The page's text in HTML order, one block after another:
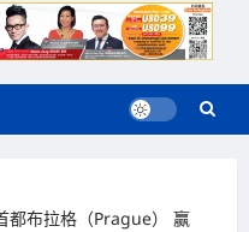
都布拉格（Prague） 赢